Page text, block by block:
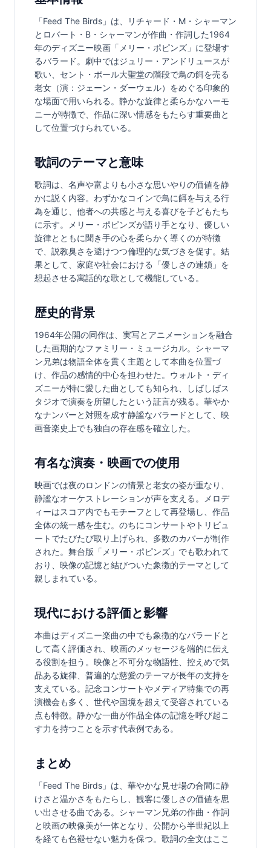
「Feed The Birds」は、リチャード・M・シャーマン
とロバート・B・シャーマンが作曲・作詞した1964
年のディズニー映画「メリー・ポピンズ」に登場す
るバラード。劇中ではジュリー・アンドリュースが
歌い、セント・ポール大聖堂の階段で鳥の餌を売る
老女（演：ジェーン・ダーウェル）をめぐる印象的
な場面で用いられる。静かな旋律と柔らかなハーモ
ニーが特徴で、作品に深い情感をもたらす重要曲と
して位置づけられている。
歌詞のテーマと意味
歌詞は、名声や富よりも小さな思いやりの価値を静
かに説く内容。わずかなコインで鳥に餌を与える行
為を通じ、他者への共感と与える喜びを子どもたち
に示す。メリー・ポピンズが語り手となり、優しい
旋律とともに聞き手の心を柔らかく導くのが特徴
で、説教臭さを避けつつ倫理的な気づきを促す。結
果として、家庭や社会における「優しさの連鎖」を
想起させる寓話的な歌として機能している。
歴史的背景
1964年公開の同作は、実写とアニメーションを融合
した画期的なファミリー・ミュージカル。シャーマ
ン兄弟は物語全体を貫く主題として本曲を位置づ
け、作品の感情的中心を担わせた。ウォルト・ディ
ズニーが特に愛した曲としても知られ、しばしばス
タジオで演奏を所望したという証言が残る。華やか
なナンバーと対照を成す静謐なバラードとして、映
画音楽史上でも独自の存在感を確立した。
有名な演奏・映画での使用
映画では夜のロンドンの情景と老女の姿が重なり、
静謐なオーケストレーションが声を支える。メロデ
ィーはスコア内でもモチーフとして再登場し、作品
全体の統一感を生む。のちにコンサートやトリビュ
ートでたびたび取り上げられ、多数のカバーが制作
された。舞台版「メリー・ポピンズ」でも歌われて
おり、映像の記憶と結びついた象徴的テーマとして
親しまれている。
現代における評価と影響
本曲はディズニー楽曲の中でも象徴的なバラードと
して高く評価され、映画のメッセージを端的に伝え
る役割を担う。映像と不可分な物語性、控えめで気
品ある旋律、普遍的な慈愛のテーマが長年の支持を
支えている。記念コンサートやメディア特集での再
演機会も多く、世代や国境を超えて受容されている
点も特徴。静かな一曲が作品全体の記憶を呼び起こ
す力を持つことを示す代表例である。
まとめ
「Feed The Birds」は、華やかな見せ場の合間に静
けさと温かさをもたらし、観客に優しさの価値を思
い出させる曲である。シャーマン兄弟の作曲・作詞
と映画の映像美が一体となり、公開から半世紀以上
を経ても色褪せない魅力を保つ。歌詞の全文はここ